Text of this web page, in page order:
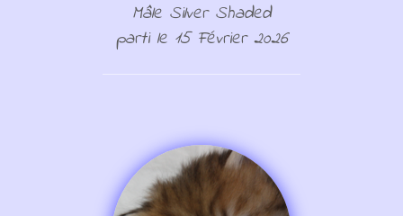
Mâle Silver Shaded
parti le 15 Février 2026